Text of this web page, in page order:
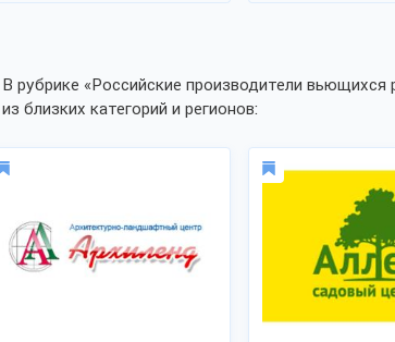
В рубрике «Российские производители вьющихся
из близких категорий и регионов: